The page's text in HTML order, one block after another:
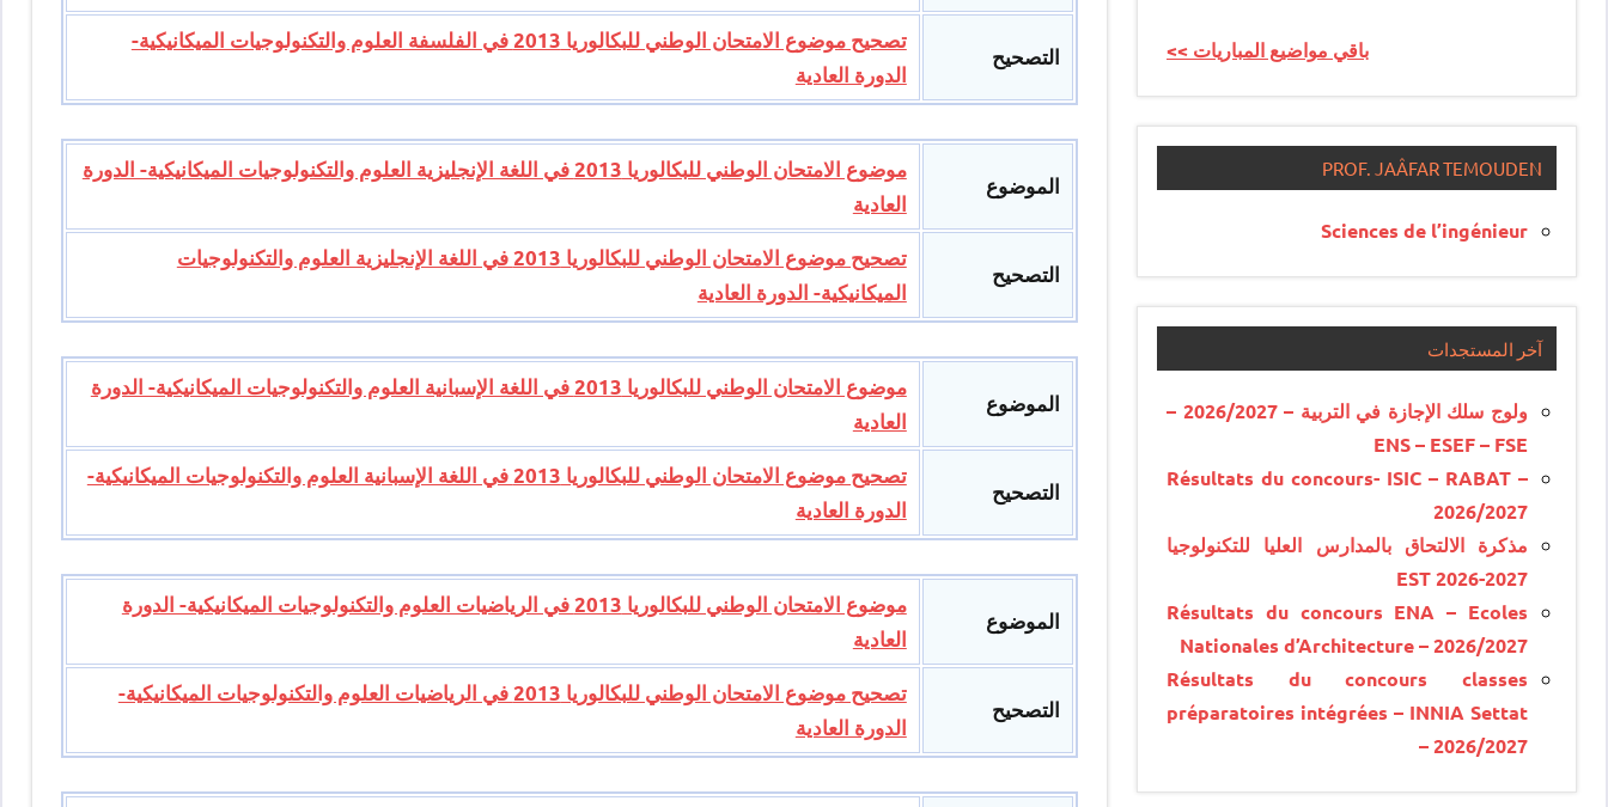
التصحيح
تصحيح موضوع الامتحان الوطني للبكالوريا 2013 في الفلسفة العلوم والتكنولوجيات الميكانيكية-
الدورة العادية
الموضوع
موضوع الامتحان الوطني للبكالوريا 2013 في اللغة الإنجليزية العلوم والتكنولوجيات الميكانيكية- الدورة
العادية
التصحيح
تصحيح موضوع الامتحان الوطني للبكالوريا 2013 في اللغة الإنجليزية العلوم والتكنولوجيات
الميكانيكية- الدورة العادية
الموضوع
موضوع الامتحان الوطني للبكالوريا 2013 في اللغة الإسبانية العلوم والتكنولوجيات الميكانيكية- الدورة
العادية
التصحيح
تصحيح موضوع الامتحان الوطني للبكالوريا 2013 في اللغة الإسبانية العلوم والتكنولوجيات الميكانيكية-
الدورة العادية
الموضوع
موضوع الامتحان الوطني للبكالوريا 2013 في الرياضيات العلوم والتكنولوجيات الميكانيكية- الدورة
العادية
التصحيح
تصحيح موضوع الامتحان الوطني للبكالوريا 2013 في الرياضيات العلوم والتكنولوجيات الميكانيكية-
الدورة العادية
<< باقي مواضيع المباريات
PROF. JAÂFAR TEMOUDEN
Sciences de l’ingénieur
آخر المستجدات
ولوج سلك الإجازة في التربية – 2026/2027 –
ENS – ESEF – FSE
Résultats du concours- ISIC – RABAT –
2026/2027
مذكرة الالتحاق بالمدارس العليا للتكنولوجيا
EST 2026-2027
Résultats du concours ENA – Ecoles
Nationales d’Architecture – 2026/2027
Résultats du concours classes
préparatoires intégrées – INNIA Settat
– 2026/2027